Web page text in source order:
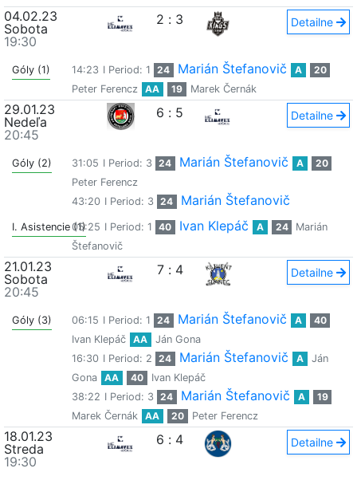
04.02.23
Sobota
19:30
2 : 3 Detailne
Góly (1) 14:23 I Period: 1 24 Marián Štefanovič A
20
Peter Ferencz
AA 19 Marek Černák
29.01.23
Nedeľa
20:45
6 : 5 Detailne
Góly (2) 31:05 I Period: 3 24 Marián Štefanovič A
20
Peter Ferencz
43:20 I Period: 3 24 Marián Štefanovič
I. Asistencie (1)05:25 I Period: 1 40 Ivan Klepáč A 24
Marián
Štefanovič
21.01.23
Sobota
20:45
7 : 4 Detailne
Góly (3) 06:15 I Period: 1 24 Marián Štefanovič A
40
Ivan Klepáč
AA
Ján Gona
16:30 I Period: 2 24 Marián Štefanovič A
Ján
Gona
AA 40
Ivan Klepáč
38:22 I Period: 3 24 Marián Štefanovič A
19
Marek Černák
AA 20 Peter Ferencz
18.01.23
Streda
19:30
6 : 4 Detailne